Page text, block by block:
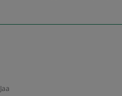
Jaa